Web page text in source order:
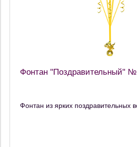
Фонтан "Поздравительный"
Фонтан из ярких поздравительных